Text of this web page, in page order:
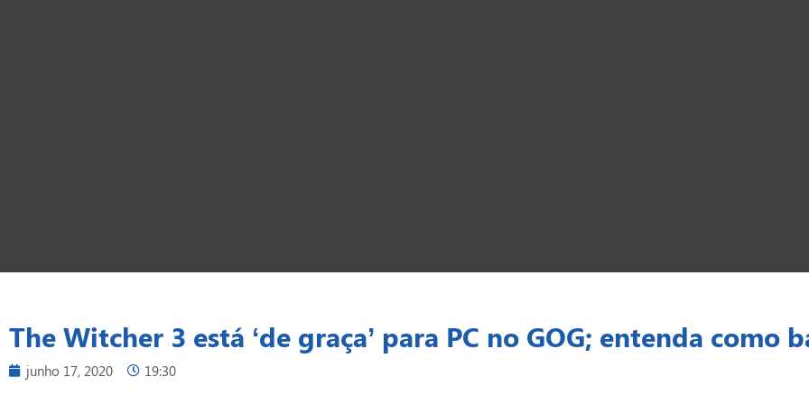
The Witcher 3 está ‘de graça’ para PC no GOG; entenda como
junho 17, 2020 19:30